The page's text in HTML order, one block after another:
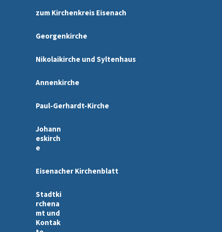
zum Kirchenkreis Eisenach
Georgenkirche
Nikolaikirche und Syltenhaus
Annenkirche
Paul-Gerhardt-Kirche
Johann
eskirch
e
Eisenacher Kirchenblatt
Stadtki
rchena
mt und
Kontak